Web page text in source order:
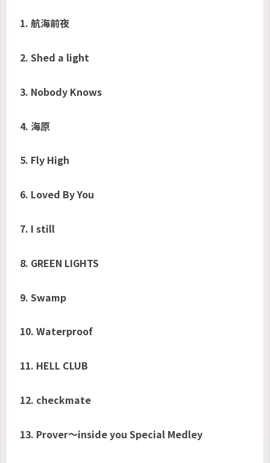
1. 航海前夜
2. Shed a light
3. Nobody Knows
4. 海原
5. Fly High
6. Loved By You
7. I still
8. GREEN LIGHTS
9. Swamp
10. Waterproof
11. HELL CLUB
12. checkmate
13. Prover〜inside you Special Medley